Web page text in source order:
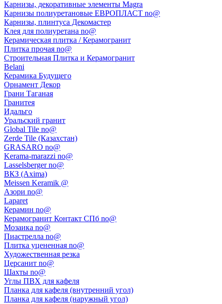
Карнизы, декоративные элементы Magra
Карнизы полиуретановые ЕВРОПЛАСТ no@
Карнизы, плинтуса Декомастер
Клея для полиуретана no@
Керамическая плитка / Керамогранит
Плитка прочая no@
Строительная Плитка и Керамогранит
Belani
Керамика Будущего
Орнамент Декор
Грани Таганая
Гранитея
Идальго
Уральский гранит
Global Tile no@
Zerde Tile (Казахстан)
GRASARO no@
Kerama-marazzi no@
Lasselsberger no@
ВКЗ (Axima)
Meissen Keramik @
Азори no@
Laparet
Керамин no@
Керамогранит Контакт СПб no@
Мозаика no@
Пиастрелла no@
Плитка уцененная no@
Художественная резка
Церсанит no@
Шахты no@
Углы ПВХ для кафеля
Планка для кафеля (внутренний угол)
Планка для кафеля (наружный угол)